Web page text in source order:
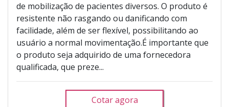
de mobilização de pacientes diversos. O produto é
resistente não rasgando ou danificando com
facilidade, além de ser flexível, possibilitando ao
usuário a normal movimentação.É importante que
o produto seja adquirido de uma fornecedora
qualificada, que preze...
Cotar agora